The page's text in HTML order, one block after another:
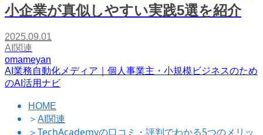
小企業が真似しやすい実践5選を紹介
2025.09.01
AI関連
omameyan
AI業務自動化メディア｜個人事業主・小規模ビジネスのため
のAI活用ナビ
HOME
＞ AI関連
＞TechAcademyの口コミ・評判でわかる5つのメリッ